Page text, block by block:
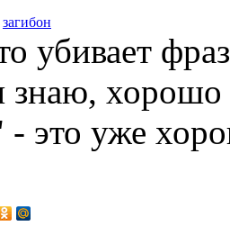
загибон
убивает
знаю,
- это уже